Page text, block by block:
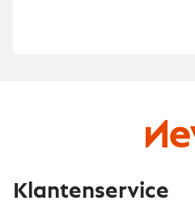
Klantenservice